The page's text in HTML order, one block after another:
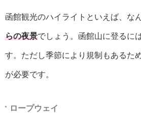
函館観光のハイライトといえば、な
らの夜景でしょう。函館山に登るに
す。ただし季節により規制もあるた
が必要です。
ロープウェイ